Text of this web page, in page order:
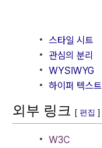
스타일 시트
관심의 분리
WYSIWYG
하이퍼 텍스트
외부 링크 [ 편집 ]
W3C